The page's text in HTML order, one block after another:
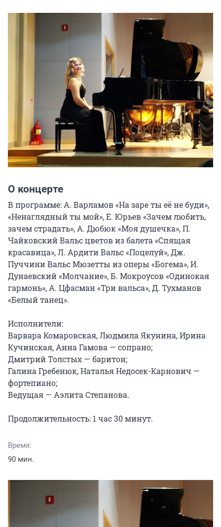
О концерте
В программе: А. Варламов «На заре ты её не буди»,
«Ненаглядный ты мой», Е. Юрьев «Зачем любить,
зачем страдать», А. Дюбюк «Моя душечка», П.
Чайковский Вальс цветов из балета «Спящая
красавица», Л. Ардити Вальс «Поцелуй», Дж.
Пуччини Вальс Мюзетты из оперы «Богема», И.
Дунаевский «Молчание», Б. Мокроусов «Одинокая
гармонь», А. Цфасман «Три вальса», Д. Тухманов
«Белый танец».
Исполнители:
Варвара Комаровская, Людмила Якунина, Ирина
Кучинская, Анна Гамова — сопрано;
Дмитрий Толстых — баритон;
Галина Гребенюк, Наталья Недосек-Карнович —
фортепиано;
Ведущая — Аэлита Степанова.
Продолжительность: 1 час 30 минут.
Время:
90 мин.